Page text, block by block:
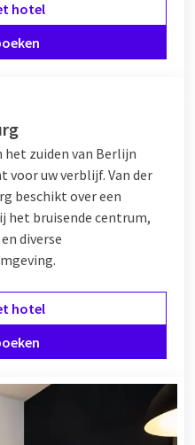
hotel
zuiden van Berlijn
voor uw verblijf. Van der
beschikt over een
het bruisende centrum,
diverse
hotel